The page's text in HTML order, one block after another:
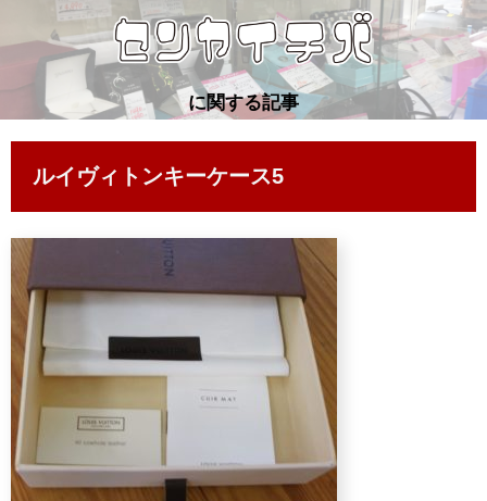
に関する記事
ルイヴィトンキーケース5